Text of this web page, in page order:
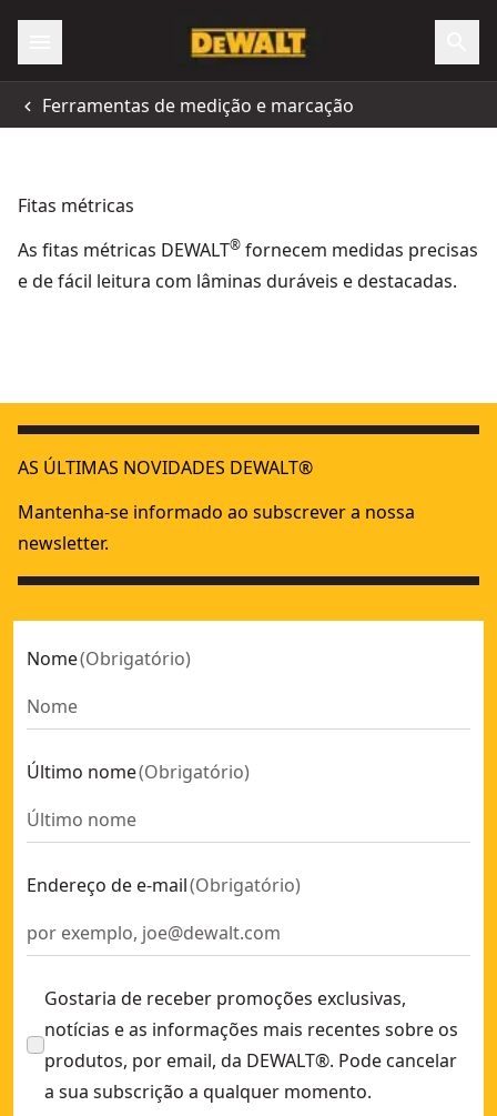
Ferramentas de medição e marcação
Fitas métricas
As fitas métricas DEWALT® fornecem medidas precisas
e de fácil leitura com lâminas duráveis e destacadas.
AS ÚLTIMAS NOVIDADES DEWALT®
Mantenha-se informado ao subscrever a nossa
newsletter.
Nome(Obrigatório)
Último nome(Obrigatório)
Endereço de e-mail(Obrigatório)
Gostaria de receber promoções exclusivas,
notícias e as informações mais recentes sobre os
produtos, por email, da DEWALT®. Pode cancelar
a sua subscrição a qualquer momento.